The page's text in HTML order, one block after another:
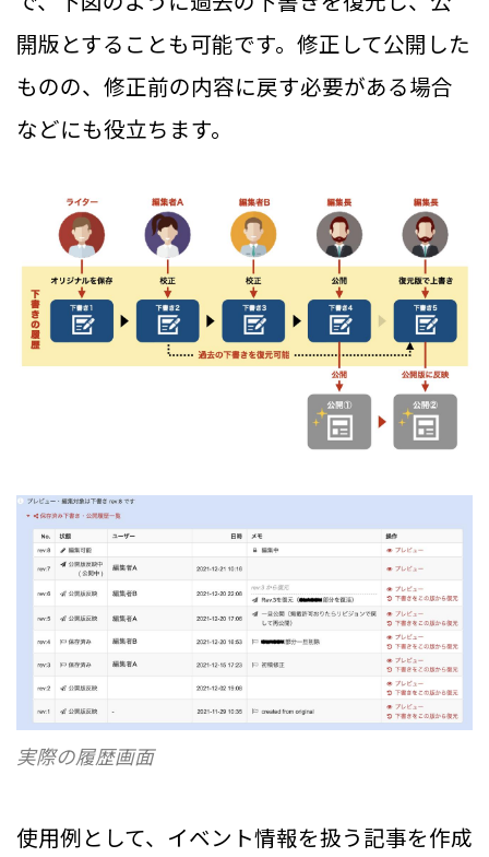
開版とすることも可能です。修正して公開した
ものの、修正前の内容に戻す必要がある場合
などにも役立ちます。
実際の履歴画面
使用例として、イベント情報を扱う記事を作成